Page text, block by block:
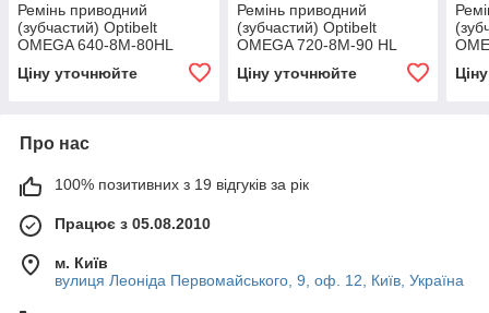
Ремінь приводний
(зубчастий) Optibelt
OMEGA 640-8M-80HL
Ціну уточнюйте
Ремінь приводний
(зубчастий) Optibelt
OMEGA 720-8M-90 HL
Ціну уточнюйте
Про нас
100% позитивних з 19 відгуків за рік
Працює з 05.08.2010
м. Київ
вулиця Леоніда Первомайського, 9, оф. 12, Київ, Україна